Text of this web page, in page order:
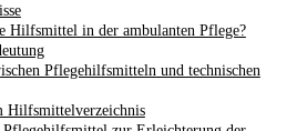
Hilfsmittel in der ambulanten Pflege?
Pflegehilfsmitteln und technischen
Hilfsmittelverzeichnis